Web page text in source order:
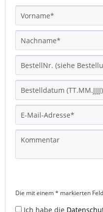
Die mit einem * markierten
Ich habe die